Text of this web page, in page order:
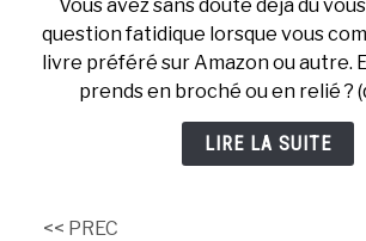
est
la
différence
entre
un
Vous avez sans doute déjà dû
question fatidique lorsque vous
livre préféré sur Amazon ou autre.
prends en broché ou en relié ?
LIRE LA SUITE
<< PREC